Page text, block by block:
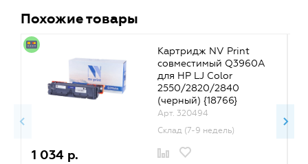
Похожие товары
Картридж NV Print
совместимый Q3960A
для HP LJ Color
2550/2820/2840
(черный) {18766}
Арт. 320494
Склад (7-9 недель)
1 034 р.